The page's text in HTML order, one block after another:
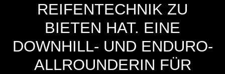
REIFENTECHNIK ZU
BIETEN HAT. EINE
DOWNHILL- UND ENDURO-
ALLROUNDERIN FÜR